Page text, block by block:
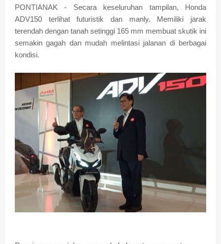
PONTIANAK - Secara keseluruhan tampilan, Honda
ADV150 terlihat futuristik dan manly. Memiliki jarak
terendah dengan tanah setinggi 165 mm membuat skutik ini
semakin gagah dan mudah melintasi jalanan di berbagai
kondisi.